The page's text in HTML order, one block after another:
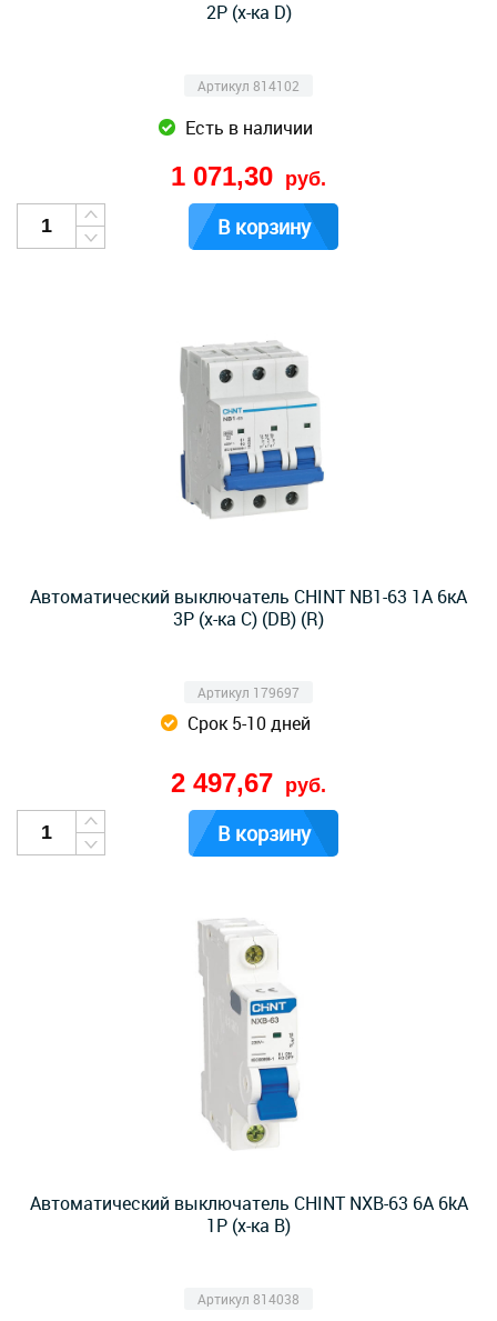
2P (х-ка D)
Артикул 814102
Есть в наличии
1 071,30 руб.
В корзину
Автоматический выключатель CHINT NB1-63 1A 6кА
3P (х-ка C) (DB) (R)
Артикул 179697
Срок 5-10 дней
2 497,67 руб.
В корзину
Автоматический выключатель CHINT NXB-63 6А 6kA
1P (х-ка B)
Артикул 814038